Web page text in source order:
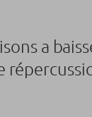
a